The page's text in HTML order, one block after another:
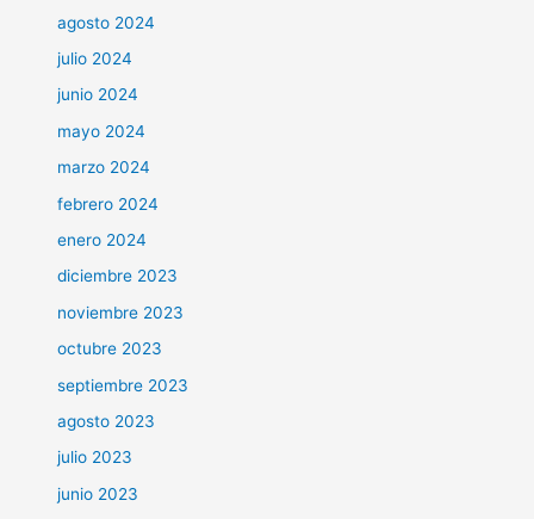
agosto 2024
julio 2024
junio 2024
mayo 2024
marzo 2024
febrero 2024
enero 2024
diciembre 2023
noviembre 2023
octubre 2023
septiembre 2023
agosto 2023
julio 2023
junio 2023